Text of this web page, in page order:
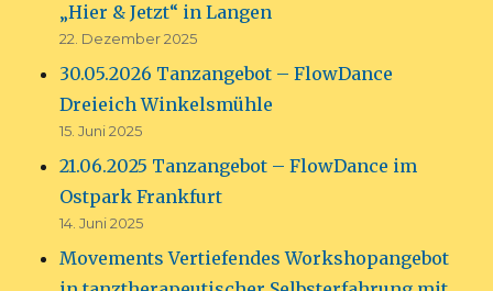
„Hier & Jetzt“ in Langen
22. Dezember 2025
30.05.2026 Tanzangebot – FlowDance
Dreieich Winkelsmühle
15. Juni 2025
21.06.2025 Tanzangebot – FlowDance im
Ostpark Frankfurt
14. Juni 2025
Movements Vertiefendes Workshopangebot